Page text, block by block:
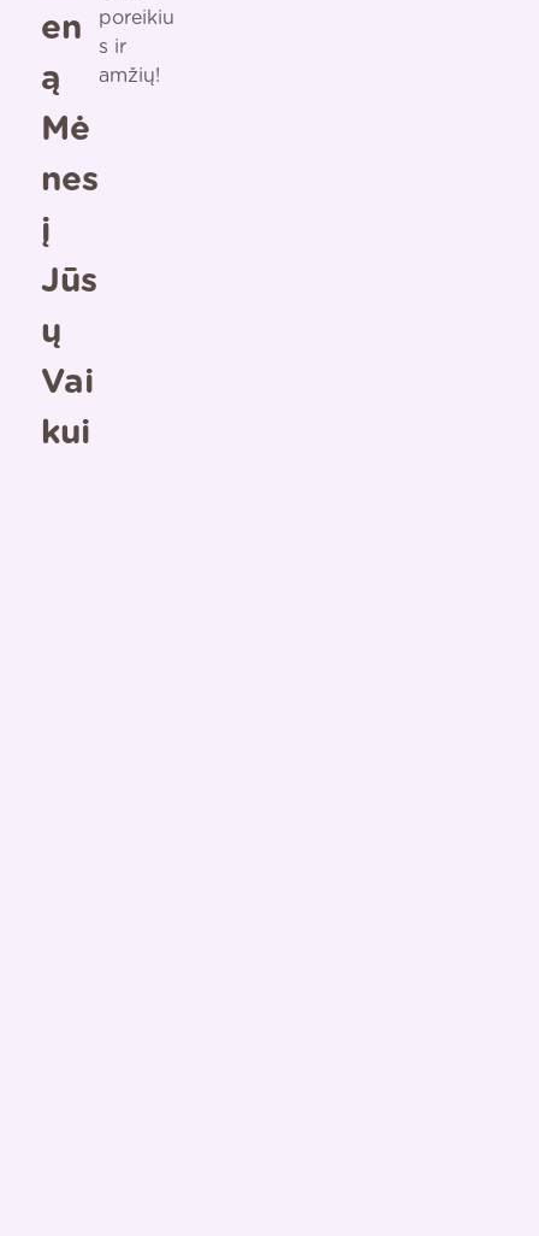
En
Ą
Mė
Nes
Į
Jūs
Ų
Vai
Kui
poreikiu
s ir
amžių!